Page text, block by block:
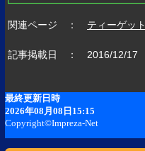
関連ページ ： ティーゲット
記事掲載日 ： 2016/12/17